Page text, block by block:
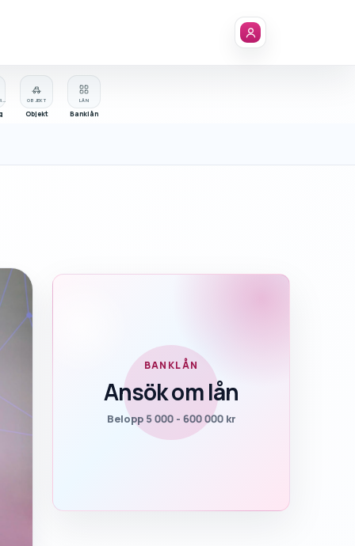
OBJEKT
Objekt
LÅN
Banklån
BANKLÅN
Ansök om lån
Belopp 5 000 - 600 000 kr